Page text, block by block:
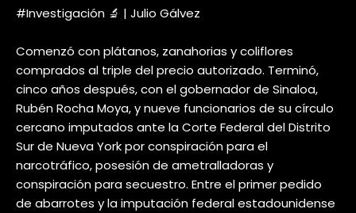
#Investigación 🔬 | Julio Gálvez
Comenzó con plátanos, zanahorias y coliflores
comprados al triple del precio autorizado. Terminó,
cinco años después, con el gobernador de Sinaloa,
Rubén Rocha Moya, y nueve funcionarios de su círculo
cercano imputados ante la Corte Federal del Distrito
Sur de Nueva York por conspiración para el
narcotráfico, posesión de ametralladoras y
conspiración para secuestro. Entre el primer pedido
de abarrotes y la imputación federal estadounidense